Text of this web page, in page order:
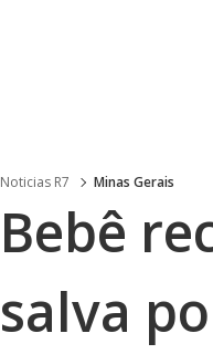
Noticias R7 Minas Gerais
Bebê
salva